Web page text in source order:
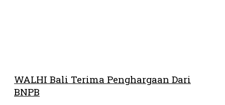
WALHI Bali Terima Penghargaan Dari
BNPB